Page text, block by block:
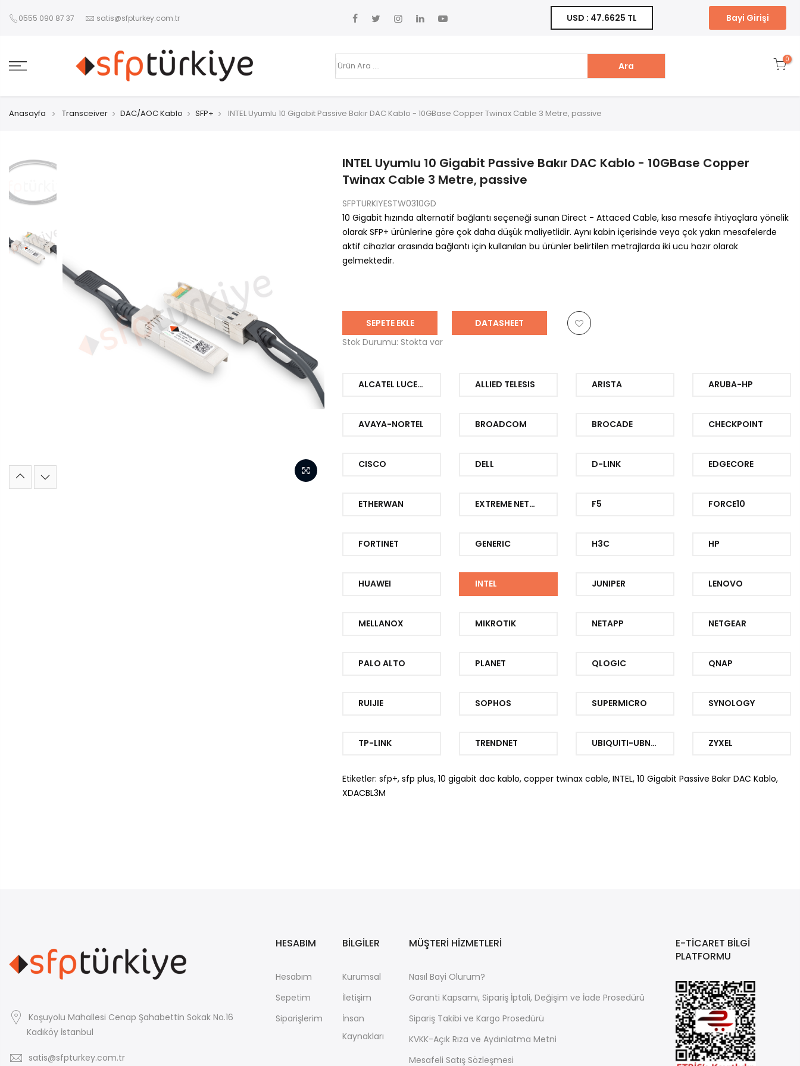
0555 090 87 37 satis@sfpturkey.com.tr USD : 47.6625 TL Bayi Girişi
Ara
0
Anasayfa Transceiver DAC/AOC Kablo SFP+ INTEL Uyumlu 10 Gigabit Passive Bakır DAC Kablo - 10GBase Copper Twinax Cable 3 Metre, passive
INTEL Uyumlu 10 Gigabit Passive Bakır DAC Kablo - 10GBase Copper
Twinax Cable 3 Metre, passive
SFPTURKIYESTW0310GD
10 Gigabit hızında alternatif bağlantı seçeneği sunan Direct - Attaced Cable, kısa mesafe ihtiyaçlara yönelik
olarak SFP+ ürünlerine göre çok daha düşük maliyetlidir. Aynı kabin içerisinde veya çok yakın mesafelerde
aktif cihazlar arasında bağlantı için kullanılan bu ürünler belirtilen metrajlarda iki ucu hazır olarak
gelmektedir.
SEPETE EKLE
DATASHEET
Stok Durumu: Stokta var
ALCATEL LUCENT ALLIED TELESIS ARISTA ARUBA-HP
AVAYA-NORTEL BROADCOM BROCADE CHECKPOINT
CISCO DELL D-LINK EDGECORE
ETHERWAN EXTREME NETWORKS F5 FORCE10
FORTINET GENERIC H3C HP
HUAWEI INTEL JUNIPER LENOVO
MELLANOX MIKROTIK NETAPP NETGEAR
PALO ALTO PLANET QLOGIC QNAP
RUIJIE SOPHOS SUPERMICRO SYNOLOGY
TP-LINK TRENDNET UBIQUITI-UBNT-UNIFI ZYXEL
Etiketler: sfp+, sfp plus, 10 gigabit dac kablo, copper twinax cable, INTEL, 10 Gigabit Passive Bakır DAC Kablo,
XDACBL3M
Koşuyolu Mahallesi Cenap Şahabettin Sokak No.16
Kadıköy İstanbul
satis@sfpturkey.com.tr
HESABIM
Hesabım
Sepetim
Siparişlerim
BİLGİLER
Kurumsal
İletişim
İnsan
Kaynakları
MÜŞTERİ HİZMETLERİ
Nasıl Bayi Olurum?
Garanti Kapsamı, Sipariş İptali, Değişim ve İade Prosedürü
Sipariş Takibi ve Kargo Prosedürü
KVKK-Açık Rıza ve Aydınlatma Metni
Mesafeli Satış Sözleşmesi
E-TİCARET BİLGİ
PLATFORMU